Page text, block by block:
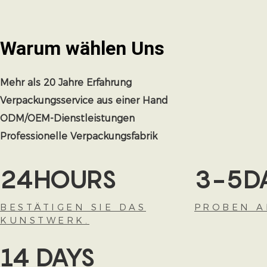
Warum wählen Uns
Mehr als 20 Jahre Erfahrung
Verpackungsservice aus einer Hand
ODM/OEM-Dienstleistungen
Professionelle Verpackungsfabrik
24HOURS
BESTÄTIGEN SIE DAS
KUNSTWERK.
3-
PROBEN
14 DAYS